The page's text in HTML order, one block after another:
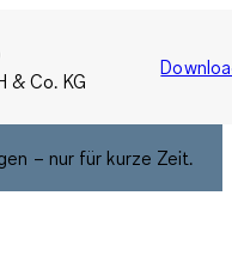
& Co. KG
– nur für kurze Zeit.